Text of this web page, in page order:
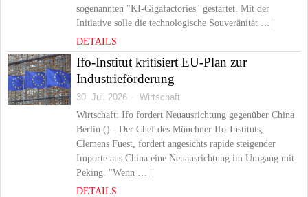
sogenannten "KI-Gigafactories" gestartet. Mit der
Initiative solle die technologische Souveränität … |
DETAILS
Ifo-Institut kritisiert EU-Plan zur
Industrieförderung
30. Juli 2026
Wirtschaft
Wirtschaft: Ifo fordert Neuausrichtung gegenüber China
Berlin () - Der Chef des Münchner Ifo-Instituts,
Clemens Fuest, fordert angesichts rapide steigender
Importe aus China eine Neuausrichtung im Umgang mit
Peking. "Wenn … |
DETAILS